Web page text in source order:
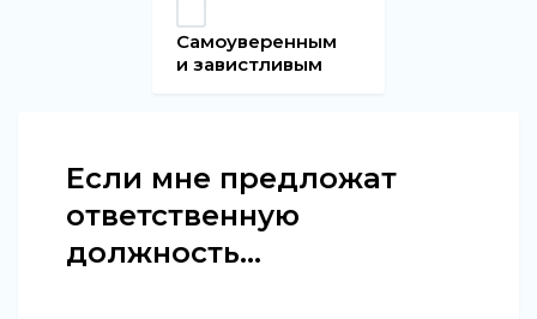
Самоуверенным
и завистливым
Если мне предложат
ответственную
должность...